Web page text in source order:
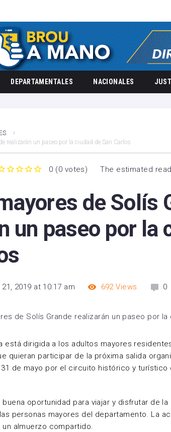
DEPARTAMENTALES NACIONALES
realizarán un paseo por la ciudad de San Carlos
0 (0 votes) The estimated
de Solís
un paseo por la
2019 at 10:17 am 692 Views 0
está dirigida a los adultos mayores
quieran participar de la próxima salida
de mayo por el circuito histórico y turístico
buena oportunidad para viajar y disfrutar de
personas mayores del departamento. La
almuerzo compartido.